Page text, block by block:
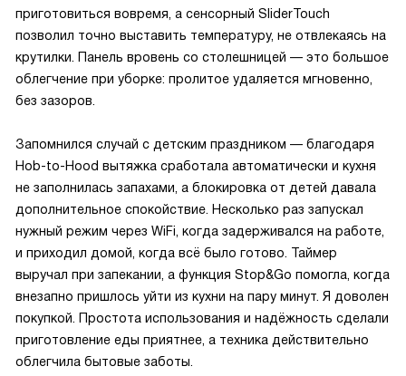
приготовиться вовремя, а сенсорный SliderTouch
позволил точно выставить температуру, не отвлекаясь на
крутилки. Панель вровень со столешницей — это большое
облегчение при уборке: пролитое удаляется мгновенно,
без зазоров.
Запомнился случай с детским праздником — благодаря
Hob-to-Hood вытяжка сработала автоматически и кухня
не заполнилась запахами, а блокировка от детей давала
дополнительное спокойствие. Несколько раз запускал
нужный режим через WiFi, когда задерживался на работе,
и приходил домой, когда всё было готово. Таймер
выручал при запекании, а функция Stop&Go помогла, когда
внезапно пришлось уйти из кухни на пару минут. Я доволен
покупкой. Простота использования и надёжность сделали
приготовление еды приятнее, а техника действительно
облегчила бытовые заботы.